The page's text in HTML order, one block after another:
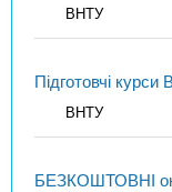
ВНТУ
Підготовчі
ВНТУ
БЕЗКОШТОВНІ